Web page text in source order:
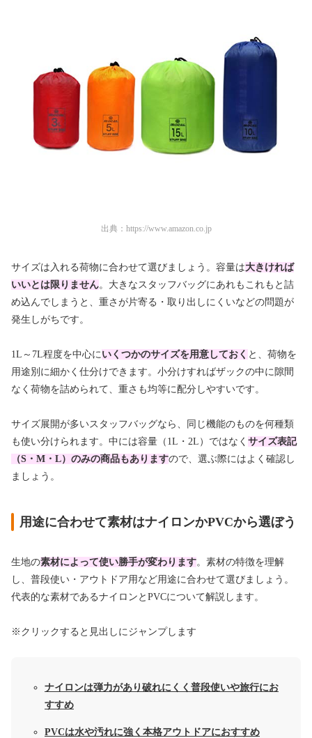
出典： https://www.amazon.co.jp
サイズは入れる荷物に合わせて選びましょう。容量は大きければ
いいとは限りません。大きなスタッフバッグにあれもこれもと詰
め込んでしまうと、重さが片寄る・取り出しにくいなどの問題が
発生しがちです。
1L～7L程度を中心にいくつかのサイズを用意しておく と、荷物を
用途別に細かく仕分けできます。小分けすればザックの中に隙間
なく荷物を詰められて、重さも均等に配分しやすいです。
サイズ展開が多いスタッフバッグなら、同じ機能のものを何種類
も使い分けられます。中には容量（1L・2L）ではなく サイズ表記
（S・M・L）のみの商品もありますので、選ぶ際にはよく確認し
ましょう。
用途に合わせて素材はナイロンかPVCから選ぼう
生地の素材によって使い勝手が変わります。素材の特徴を理解
し、普段使い・アウトドア用など用途に合わせて選びましょう。
代表的な素材であるナイロンとPVCについて解説します。
※クリックすると見出しにジャンプします
ナイロンは弾力があり破れにくく普段使いや旅行にお
すすめ
PVCは水や汚れに強く本格アウトドアにおすすめ